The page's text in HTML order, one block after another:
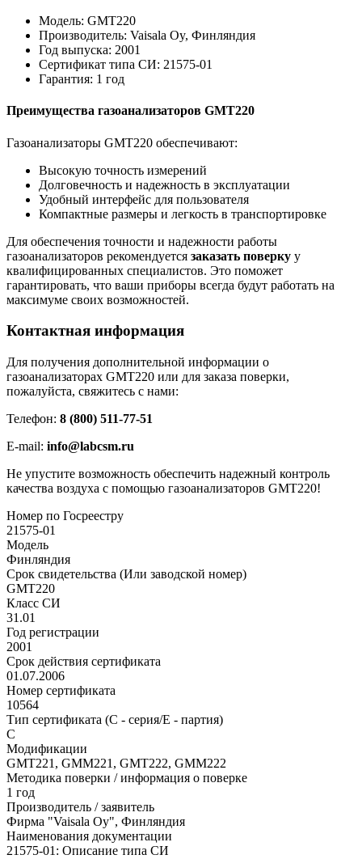
Модель: GMT220
Производитель: Vaisala Oy, Финляндия
Год выпуска: 2001
Сертификат типа СИ: 21575-01
Гарантия: 1 год
Преимущества газоанализаторов GMT220
Газоанализаторы GMT220 обеспечивают:
Высокую точность измерений
Долговечность и надежность в эксплуатации
Удобный интерфейс для пользователя
Компактные размеры и легкость в транспортировке
Для обеспечения точности и надежности работы
газоанализаторов рекомендуется заказать поверку у
квалифицированных специалистов. Это поможет
гарантировать, что ваши приборы всегда будут работать на
максимуме своих возможностей.
Контактная информация
Для получения дополнительной информации о
газоанализаторах GMT220 или для заказа поверки,
пожалуйста, свяжитесь с нами:
Телефон: 8 (800) 511-77-51
E-mail: info@labcsm.ru
Не упустите возможность обеспечить надежный контроль
качества воздуха с помощью газоанализаторов GMT220!
Номер по Госреестру
21575-01
Модель
Финляндия
Срок свидетельства (Или заводской номер)
GMT220
Класс СИ
31.01
Год регистрации
2001
Срок действия сертификата
01.07.2006
Номер сертификата
10564
Тип сертификата (C - серия/E - партия)
С
Модификации
GMT221, GMM221, GMT222, GMM222
Методика поверки / информация о поверке
1 год
Производитель / заявитель
Фирма "Vaisala Oy", Финляндия
Наименования документации
21575-01: Описание типа СИ